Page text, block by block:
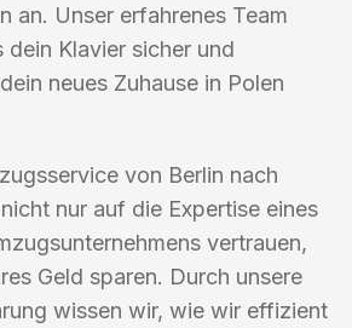
an. Unser erfahrenes Team
Klavier sicher und
neues Zuhause in Polen
von Berlin nach
nur auf die Expertise eines
vertrauen,
Geld sparen. Durch unsere
wissen wir, wie wir effizient